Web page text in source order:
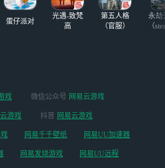
筋疲力尽，期间囚
蛋仔派对
光遇-致梵
高
第五人格
（官服）
永劫
（
戏 微信公众号 网易云游戏
游戏 抖音 网易云游戏
网易千千壁纸 网易UU加速器
网易发烧游戏 网易UU远程